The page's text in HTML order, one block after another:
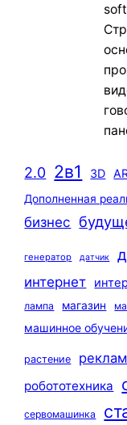
2.0 2в1 3D
Дополненная
бизнес
генератор датчик
интернет
лампа
магазин
машинное
растение
робототехника
сервомашинка